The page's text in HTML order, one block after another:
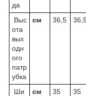
да
Выс
ота
вых
одн
ого
патр
убка
cм 36,5
Ши
cм 35 35